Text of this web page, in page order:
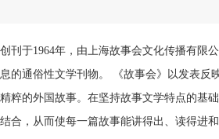
创刊于1964年，由上海故事会文化传播有
的通俗性文学刊物。 《故事会》以发表反
粹的外国故事。在坚持故事文学特点的基
合，从而使每一篇故事能讲得出、读得进和